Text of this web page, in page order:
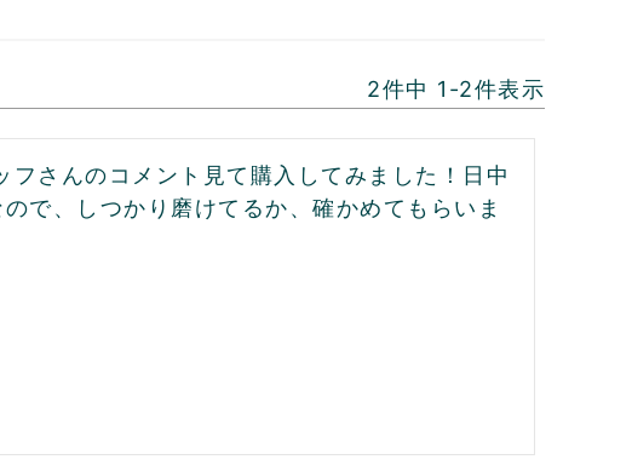
2件中 1 -2件表示
さんのコメント見て購入してみました！日中
で、しつかり磨けてるか、確かめてもらいま